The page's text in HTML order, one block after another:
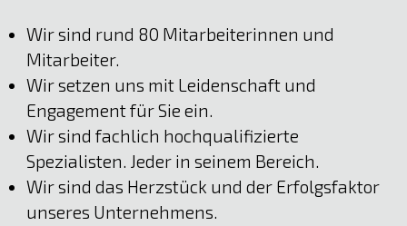
Wir sind rund 80 Mitarbeiterinnen und
Mitarbeiter.
Wir setzen uns mit Leidenschaft und
Engagement für Sie ein.
Wir sind fachlich hochqualifizierte
Spezialisten. Jeder in seinem Bereich.
Wir sind das Herzstück und der Erfolgsfaktor
unseres Unternehmens.